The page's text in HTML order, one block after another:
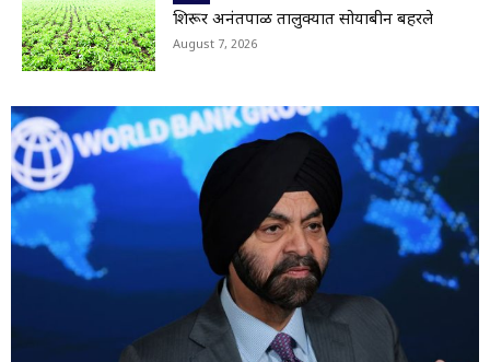
01:29
Viral Video: सहस्त्रकुंड धबधब्याचा मन मोहून टाकणारा
ड्रोन व्ह्यू
01:28
शिरूर अनंतपाळ तालुक्यात सोयाबीन बहरले
August 7, 2026